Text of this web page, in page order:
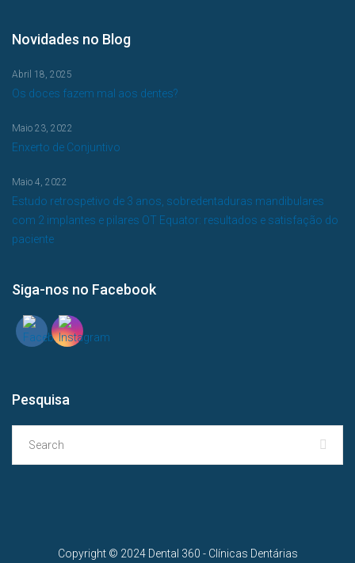
Novidades no Blog
Os doces fazem mal aos dentes?
Abril 18, 2025
Enxerto de Conjuntivo
Maio 23, 2022
Estudo retrospetivo de 3 anos, sobredentaduras mandibulares
com 2 implantes e pilares OT Equator: resultados e satisfação do
paciente
Maio 4, 2022
Siga-nos no Facebook
Pesquisa
Copyright © 2024 Dental 360 - Clínicas Dentárias